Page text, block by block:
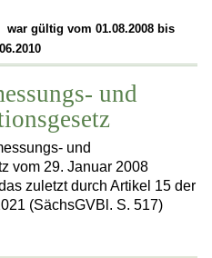
war gültig vom 01.08.2008 bis
und
und
vom 29. Januar 2008
zuletzt durch Artikel 15 der
(SächsGVBl. S. 517)